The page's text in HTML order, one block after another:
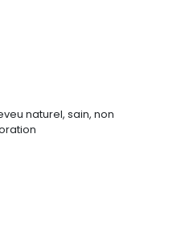
naturel, sain, non